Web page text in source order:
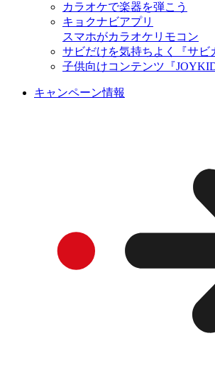
カラオケで楽器を弾こう
キョクナビアプリ
スマホがカラオケリモコン
サビだけを気持ちよく『サビ
子供向けコンテンツ『
キャンペーン情報